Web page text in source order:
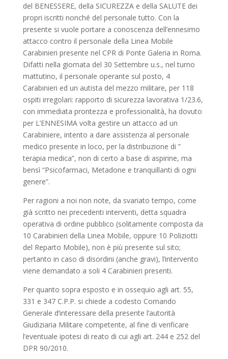
del BENESSERE, della SICUREZZA e della SALUTE dei
propri iscritti nonché del personale tutto. Con la
presente si vuole portare a conoscenza dell’ennesimo
attacco contro il personale della Linea Mobile
Carabinieri presente nel CPR di Ponte Galeria in Roma.
Difatti nella giornata del 30 Settembre u.s., nel turno
mattutino, il personale operante sul posto, 4
Carabinieri ed un autista del mezzo militare, per 118
ospiti irregolari: rapporto di sicurezza lavorativa 1/23.6,
con immediata prontezza e professionalità, ha dovuto
per L’ENNESIMA volta gestire un attacco ad un
Carabiniere, intento a dare assistenza al personale
medico presente in loco, per la distribuzione di ”
terapia medica”, non di certo a base di aspirine, ma
bensì “Psicofarmaci, Metadone e tranquillanti di ogni
genere”.
Per ragioni a noi non note, da svariato tempo, come
già scritto nei precedenti interventi, detta squadra
operativa di ordine pubblico (solitamente composta da
10 Carabinieri della Linea Mobile, oppure 10 Poliziotti
del Reparto Mobile), non è più presente sul sito;
pertanto in caso di disordini (anche gravi), l’intervento
viene demandato a soli 4 Carabinieri presenti.
Per quanto sopra esposto e in ossequio agli art. 55,
331 e 347 C.P.P. si chiede a codesto Comando
Generale d’interessare della presente l’autorità
Giudiziaria Militare competente, al fine di verificare
l’eventuale ipotesi di reato di cui agli art. 244 e 252 del
DPR 90/2010.